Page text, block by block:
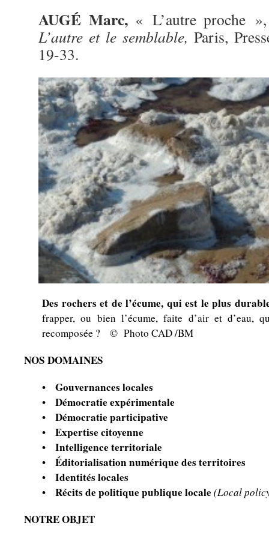
AUGÉ Marc,« L’autre proche
L’autre et le semblable, Paris,
19-33.
Des rochers et de l’écume, qui est le plus
frapper, ou bien l’écume, faite d’air et d’eau,
recomposée ? © Photo CAD /BM
NOS DOMAINES
• Gouvernances locales
• Démocratie expérimentale
• Démocratie participative
• Expertise citoyenne
• Intelligence territoriale
• Éditorialisation numérique des territoires
• Identités locales
• Récits de politique publique locale (Local
NOTRE OBJET